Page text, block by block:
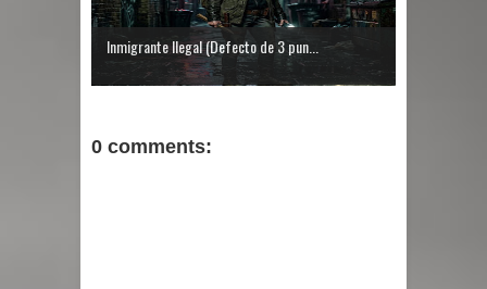
Inmigrante Ilegal (Defecto de 3 pun...
0 comments: